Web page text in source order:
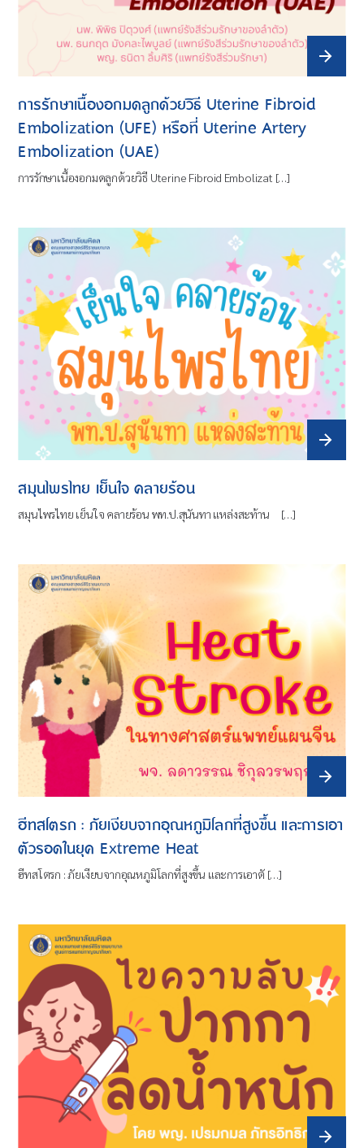
การรักษาเนื้องอกมดลูกด้วยวิธี Uterine Fibroid
Embolization (UFE) หรือที่ Uterine Artery
Embolization (UAE)
การรักษาเนื้องอกมดลูกด้วยวิธี Uterine Fibroid Embolizat […]
สมุนไพรไทย เย็นใจ คลายร้อน
สมุนไพรไทย เย็นใจ คลายร้อน พท.ป.สุนันทา แหล่งสะท้าน […]
ฮีทสโตรก : ภัยเงียบจากอุณหภูมิโลกที่สูงขึ้น และการเอา
ตัวรอดในยุค Extreme Heat
ฮีทสโตรก : ภัยเงียบจากอุณหภูมิโลกที่สูงขึ้น และการเอาตั […]